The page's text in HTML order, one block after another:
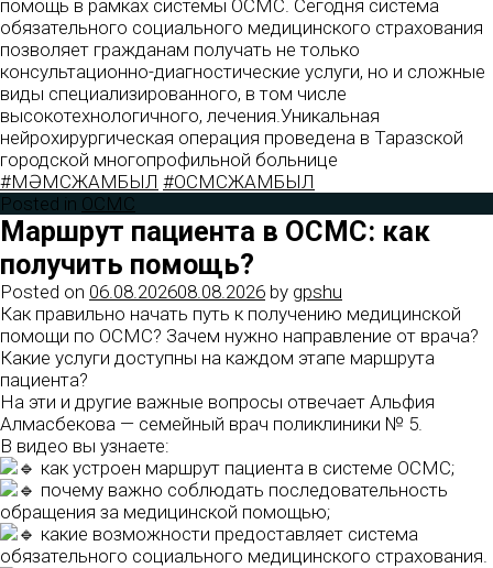
помощь в рамках системы ОСМС. Сегодня система
обязательного социального медицинского страхования
позволяет гражданам получать не только
консультационно-диагностические услуги, но и сложные
виды специализированного, в том числе
высокотехнологичного, лечения.Уникальная
нейрохирургическая операция проведена в Таразской
городской многопрофильной больнице
#МӘМСЖАМБЫЛ #ОСМСЖАМБЫЛ
Posted in ОСМС
Маршрут пациента в ОСМС: как
получить помощь?
Posted on 06.08.202608.08.2026 by gpshu
Как правильно начать путь к получению медицинской
помощи по ОСМС? Зачем нужно направление от врача?
Какие услуги доступны на каждом этапе маршрута
пациента?
На эти и другие важные вопросы отвечает Альфия
Алмасбекова — семейный врач поликлиники № 5.
В видео вы узнаете:
как устроен маршрут пациента в системе ОСМС;
почему важно соблюдать последовательность
обращения за медицинской помощью;
какие возможности предоставляет система
обязательного социального медицинского страхования.